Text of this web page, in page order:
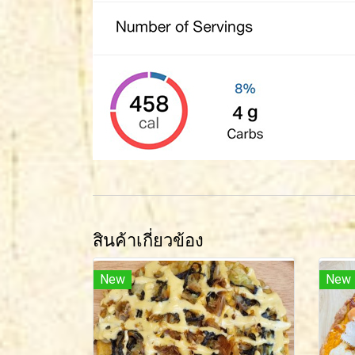
สินค้าเกี่ยวข้อง
New New